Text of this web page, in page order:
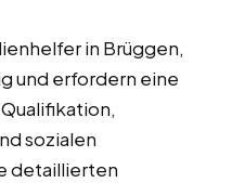
in Brüggen,
und erfordern eine
sozialen
detaillierten